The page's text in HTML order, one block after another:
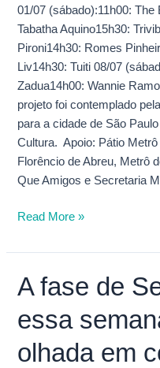
01/07 (sábado):11h00: The
Tabatha Aquino15h30:
Pironi14h30: Romes
Liv14h30: Tuiti 08/07
Zadua14h00: Wannie
projeto foi contemplado
para a cidade de São
Cultura. Apoio: Pátio
Florêncio de Abreu, Metrô
Que Amigos e Secretaria
Read More »
A fase de
essa
olhada em
A
fase
de
começa